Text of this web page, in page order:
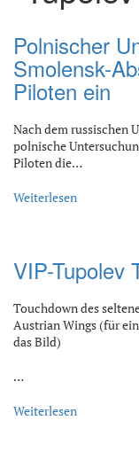
Polnischer
Smolensk-
Piloten ein
Nach dem russischen
polnische
Piloten die…
Weiterlesen
VIP-Tupolev
Touchdown des
Austrian Wings (für
das Bild)
…
Weiterlesen